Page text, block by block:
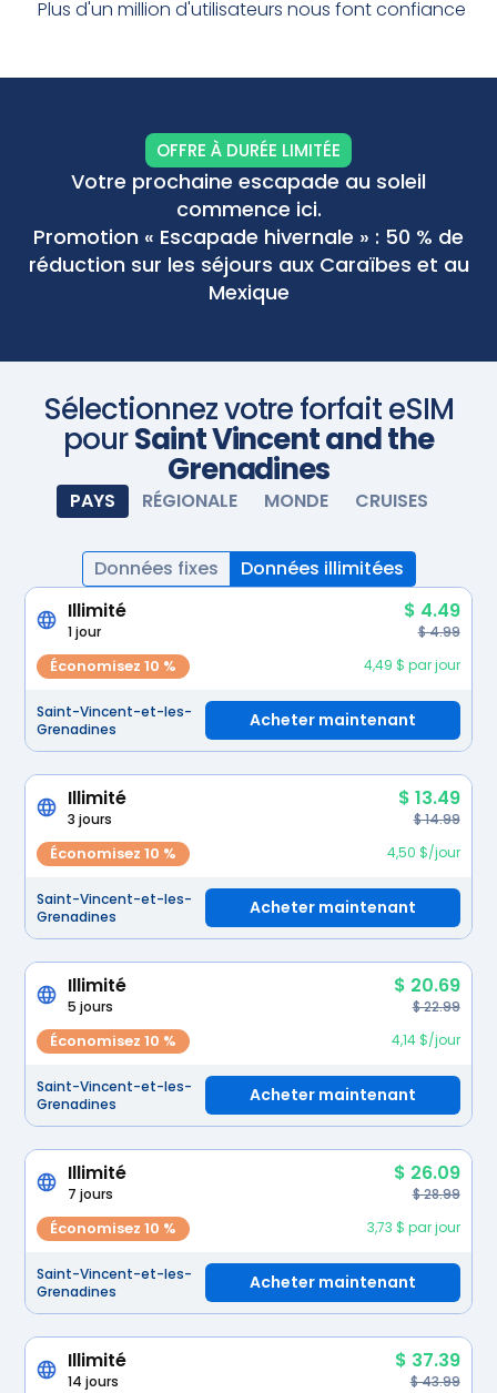
l'avance ! Achetez votre forfait de données avant
Plus d'un million d'utilisateurs nous font confiance
OFFRE À DURÉE LIMITÉE
Votre prochaine escapade au soleil
commence ici.
Promotion « Escapade hivernale » : 50 % de
réduction sur les séjours aux Caraïbes et au
Mexique
Sélectionnez votre forfait eSIM
pourSaint Vincent and the
Grenadines
PAYS RÉGIONALE MONDE CRUISES
Données fixes
Données illimitées
Illimité
$ 4.49
1 jour $ 4.99
Économisez 10 % 4,49 $ par jour
Saint-Vincent-et-les-
Grenadines
Acheter maintenant
Illimité $ 13.49
3 jours $ 14.99
Économisez 10 % 4,50 $/jour
Saint-Vincent-et-les-
Grenadines
Acheter maintenant
Illimité $ 20.69
5 jours $ 22.99
Économisez 10 % 4,14 $/jour
Saint-Vincent-et-les-
Grenadines
Acheter maintenant
Illimité $ 26.09
7 jours $ 28.99
Économisez 10 % 3,73 $ par jour
Saint-Vincent-et-les-
Grenadines
Acheter maintenant
Illimité $ 37.39
14 jours $ 43.99